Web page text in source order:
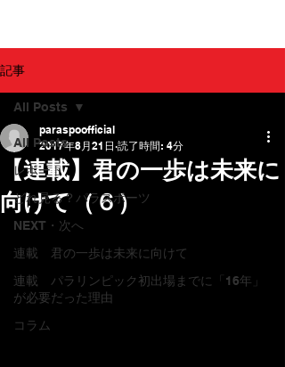
記事
All Posts
レポート
どれ見る？パラスポーツ
NEXT・次へ
連載 君の一歩は未来に向けて
連載 パラリンピック初出場までに「16年」
が必要だった理由
コラム
All Posts
【連載】君の一歩は未来に
向けて（６）
paraspoofficial
2017年8月21日 読了時間: 4分